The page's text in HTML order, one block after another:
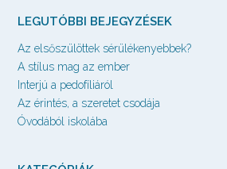
LEGUTÓBBI BEJEGYZÉSEK
Az elsőszülöttek sérülékenyebbek?
A stílus mag az ember
Interjú a pedofíliáról
Az érintés, a szeretet csodája
Óvodából iskolába